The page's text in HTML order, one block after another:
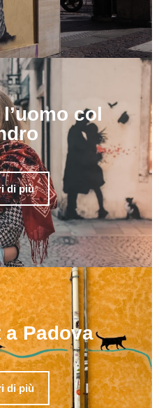
col
di più
Padova
di più